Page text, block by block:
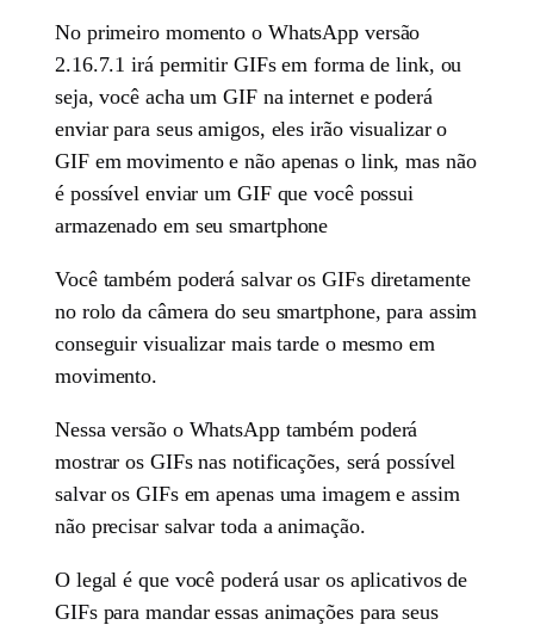
No primeiro momento o WhatsApp versão
2.16.7.1 irá permitir GIFs em forma de link, ou
seja, você acha um GIF na internet e poderá
enviar para seus amigos, eles irão visualizar o
GIF em movimento e não apenas o link, mas não
é possível enviar um GIF que você possui
armazenado em seu smartphone
Você também poderá salvar os GIFs diretamente
no rolo da câmera do seu smartphone, para assim
conseguir visualizar mais tarde o mesmo em
movimento.
Nessa versão o WhatsApp também poderá
mostrar os GIFs nas notificações, será possível
salvar os GIFs em apenas uma imagem e assim
não precisar salvar toda a animação.
O legal é que você poderá usar os aplicativos de
GIFs para mandar essas animações para seus